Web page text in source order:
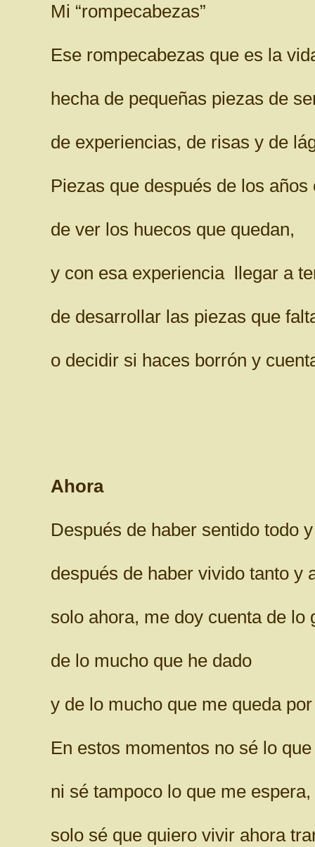
Mi “rompecabezas”
Ese rompecabezas que es la
hecha de pequeñas piezas de
de experiencias, de risas y de
Piezas que después de los
de ver los huecos que quedan,
y con esa experiencia llegar a
de desarrollar las piezas que
o decidir si haces borrón y
Ahora
Después de haber sentido todo
después de haber vivido tanto y
solo ahora, me doy cuenta de
de lo mucho que he dado
y de lo mucho que me queda
En estos momentos no sé lo
ni sé tampoco lo que me espera,
solo sé que quiero vivir ahora